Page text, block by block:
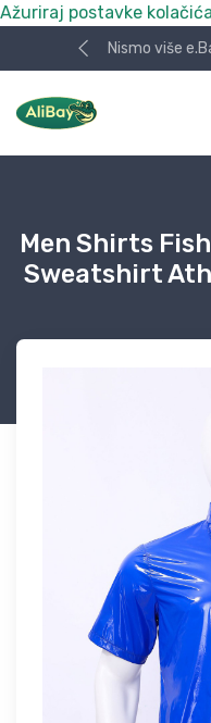
Ažuriraj postavke kolačića
Nismo više
Men Shirts
Sweatshirt